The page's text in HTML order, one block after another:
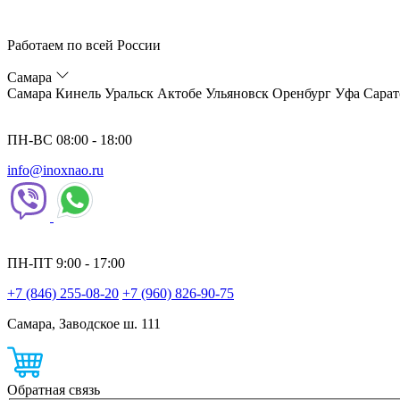
Работаем по всей России
Самара
Самара Кинель Уральск Актобе Ульяновск Оренбург Уфа
ПН-ВС 08:00 - 18:00
info@inoxnao.ru
ПН-ПТ 9:00 - 17:00
+7 (846) 255-08-20 +7 (960) 826-90-75
Самара, Заводское ш. 111
Обратная связь